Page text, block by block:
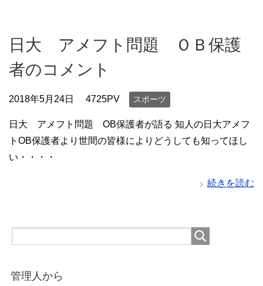
日大 アメフト問題 ＯＢ保護
者のコメント
2018年5月24日 4725PV スポーツ
日大 アメフト問題 OB保護者が語る 知人の日大アメフ
トOB保護者より世間の皆様によりどうしても知ってほし
い・・・・
続きを読む
管理人から